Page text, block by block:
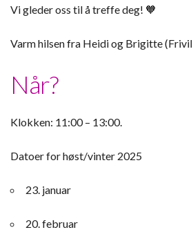
Vi gleder oss til å treffe deg! 🧡
Varm hilsen fra Heidi og Brigitte
Når?
Klokken: 11:00 – 13:00.
Datoer for høst/vinter 2025
23. januar
20. februar